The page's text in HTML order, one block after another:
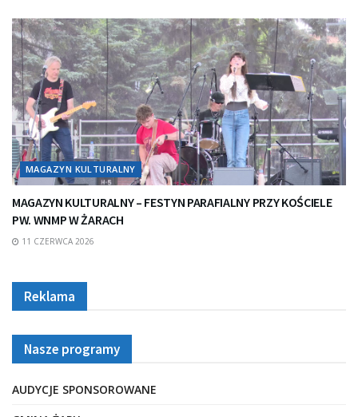
MAGAZYN KULTURALNY
MAGAZYN KULTURALNY – FESTYN PARAFIALNY PRZY KOŚCIELE
PW. WNMP W ŻARACH
11 CZERWCA 2026
Reklama
Nasze programy
AUDYCJE SPONSOROWANE